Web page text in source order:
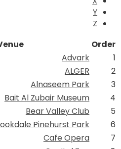
Y
Z
Order
1
Advark
2
ALGER
3
Alnaseem Park
4
Bait Al Zubair Museum
5
Bear Valley Club
6
Pinehurst Park
7
Cafe Opera